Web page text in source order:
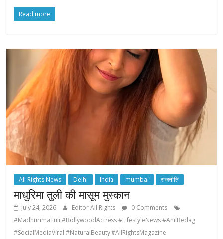
Read more
All Rights News Delhi India mumbai राजनीति
माधुरिमा तुली की मासूम मुस्कान
July 24, 2026 Editor All Rights
0 Comments
#MadhurimaTuli #BollywoodActress #LifestyleNews #AnilBedag
#SocialMediaViral #NaturalBeauty #AllRightsMagazine